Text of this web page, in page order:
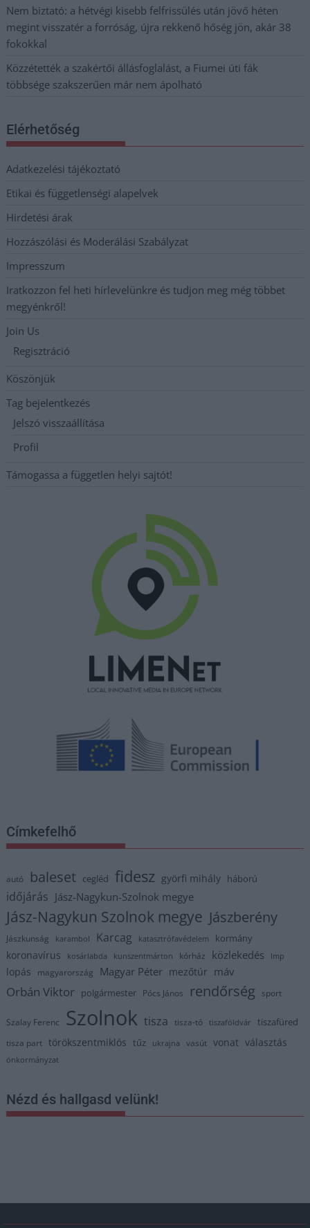
Nem biztató: a hétvégi kisebb felfrissülés után jövő héten
megint visszatér a forróság, újra rekkenő hőség jön, akár 38
fokokkal
Közzétették a szakértői állásfoglalást, a Fiumei úti fák
többsége szakszerűen már nem ápolható
Elérhetőség
Adatkezelési tájékoztató
Etikai és függetlenségi alapelvek
Hirdetési árak
Hozzászólási és Moderálási Szabályzat
Impresszum
Iratkozzon fel heti hírlevelünkre és tudjon meg még többet
megyénkről!
Join Us
Regisztráció
Köszönjük
Tag bejelentkezés
Jelszó visszaállítása
Profil
Támogassa a független helyi sajtót!
Címkefelhő
autó baleset cegléd fidesz györfi mihály háború
időjárás Jász-Nagykun-Szolnok megye
Jász-Nagykun Szolnok megye Jászberény
Jászkunság karambol Karcag katasztrófavédelem kormány
koronavírus kosárlabda kunszentmárton kórház közlekedés lmp
lopás magyarország Magyar Péter mezőtúr máv
Orbán Viktor polgármester Pócs János rendőrség sport
Szalay Ferenc Szolnok tisza tisza-tó tiszaföldvár tiszafüred
tisza part törökszentmiklós tűz ukrajna vasút vonat választás
önkormányzat
Nézd és hallgasd velünk!